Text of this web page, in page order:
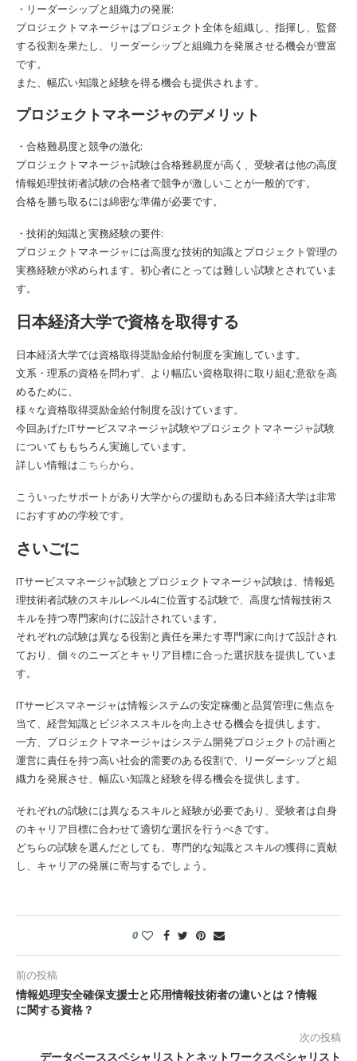
・リーダーシップと組織力の発展:
プロジェクトマネージャはプロジェクト全体を組織し、指揮し、監督
する役割を果たし、リーダーシップと組織力を発展させる機会が豊富
です。
また、幅広い知識と経験を得る機会も提供されます。
プロジェクトマネージャのデメリット
・合格難易度と競争の激化:
プロジェクトマネージャ試験は合格難易度が高く、受験者は他の高度
情報処理技術者試験の合格者で競争が激しいことが一般的です。
合格を勝ち取るには綿密な準備が必要です。
・技術的知識と実務経験の要件:
プロジェクトマネージャには高度な技術的知識とプロジェクト管理の
実務経験が求められます。初心者にとっては難しい試験とされていま
す。
日本経済大学で資格を取得する
日本経済大学では資格取得奨励金給付制度を実施しています。
文系・理系の資格を問わず、より幅広い資格取得に取り組む意欲を高
めるために、
様々な資格取得奨励金給付制度を設けています。
今回あげたITサービスマネージャ試験やプロジェクトマネージャ試験
についてももちろん実施しています。
詳しい情報はこちらから。
こういったサポートがあり大学からの援助もある日本経済大学は非常
におすすめの学校です。
さいごに
ITサービスマネージャ試験とプロジェクトマネージャ試験は、情報処
理技術者試験のスキルレベル4に位置する試験で、高度な情報技術ス
キルを持つ専門家向けに設計されています。
それぞれの試験は異なる役割と責任を果たす専門家に向けて設計され
ており、個々のニーズとキャリア目標に合った選択肢を提供していま
す。
ITサービスマネージャは情報システムの安定稼働と品質管理に焦点を
当て、経営知識とビジネススキルを向上させる機会を提供します。
一方、プロジェクトマネージャはシステム開発プロジェクトの計画と
運営に責任を持つ高い社会的需要のある役割で、リーダーシップと組
織力を発展させ、幅広い知識と経験を得る機会を提供します。
それぞれの試験には異なるスキルと経験が必要であり、受験者は自身
のキャリア目標に合わせて適切な選択を行うべきです。
どちらの試験を選んだとしても、専門的な知識とスキルの獲得に貢献
し、キャリアの発展に寄与するでしょう。
0
前の投稿
情報処理安全確保支援士と応用情報技術者の違いとは？情報
に関する資格？
次の投稿
データベーススペシャリストとネットワークスペシャリスト